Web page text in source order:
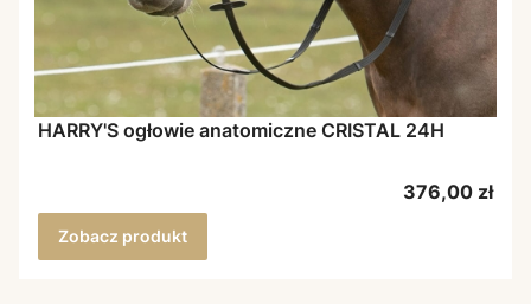
HARRY'S ogłowie anatomiczne CRISTAL 24H
Cena
376,00 zł
Zobacz produkt